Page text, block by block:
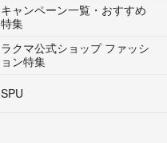
キャンペーン一覧・おすすめ
特集
ラクマ公式ショップ ファッシ
ョン特集
SPU